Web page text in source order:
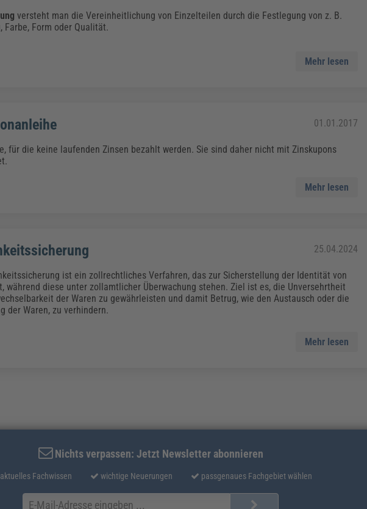
versteht man die Vereinheitlichung von Einzelteilen durch die Festlegung von z. B.
Farbe, Form oder Qualität.
Mehr lesen
01.01.2017
für die keine laufenden Zinsen bezahlt werden. Sie sind daher nicht mit Zinskupons
Mehr lesen
25.04.2024
ist ein zollrechtliches Verfahren, das zur Sicherstellung der Identität von
während diese unter zollamtlicher Überwachung stehen. Ziel ist es, die Unversehrtheit
der Waren zu gewährleisten und damit Betrug, wie den Austausch oder die
der Waren, zu verhindern.
Mehr lesen
Nichts verpassen: Jetzt Newsletter abonnieren
aktuelles Fachwissen wichtige Neuerungen passgenaues Fachgebiet wählen